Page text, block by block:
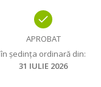
APROBAT
în ședința ordinară din:
31 IULIE 2026